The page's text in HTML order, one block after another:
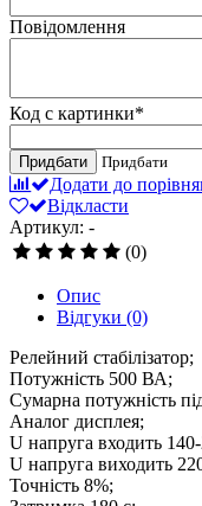
Повідомлення
Код с картинки*
Придбати Придбати
Додати до
Відкласти
Артикул: -
(0)
Опис
Відгуки (0)
Релейний стабілізатор;
Потужність 500 ВА;
Сумарна потужність
Аналог дисплея;
U напруга входить
U напруга виходить
Точність 8%;